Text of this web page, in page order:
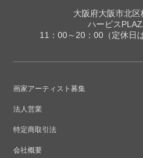
大阪府大阪市北
ハービス
11：00～20：00（定休日
画家アーティスト募集
法人営業
特定商取引法
会社概要